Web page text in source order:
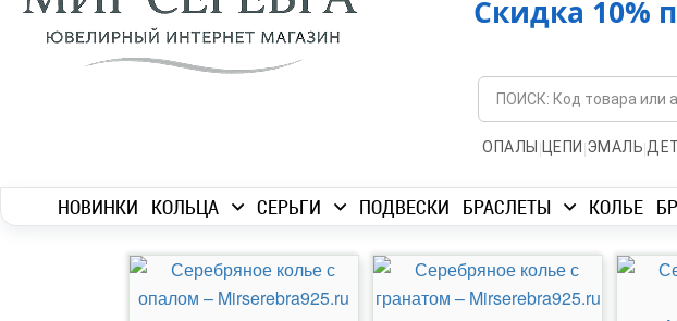
Скидка 10%
ОПАЛЫ | ЦЕПИ |ЭМАЛЬ|
НОВИНКИ КОЛЬЦА СЕРЬГИ ПОДВЕСКИ БРАСЛЕТЫ КОЛЬЕ